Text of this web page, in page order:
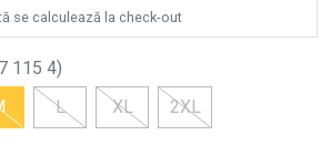
se calculează la check-out
115 4)
L XL 2XL